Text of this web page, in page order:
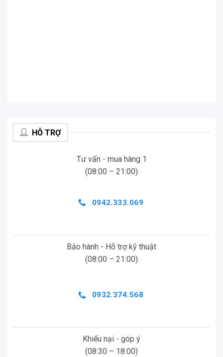
HỖ TRỢ
Tư vấn - mua hàng 1
(08:00 – 21:00)
0942.333.069
Bảo hành - Hỗ trợ kỹ thuật
(08:00 – 21:00)
0932.374.568
Khiếu nại - góp ý
(08:30 – 18:00)